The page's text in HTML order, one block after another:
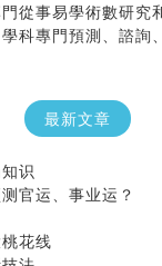
從事易學術數研究
科專門預測、諮詢
最新文章
个以女性为主角传统
这种手相福运在何
條
识
官运、事业运？
花线
法